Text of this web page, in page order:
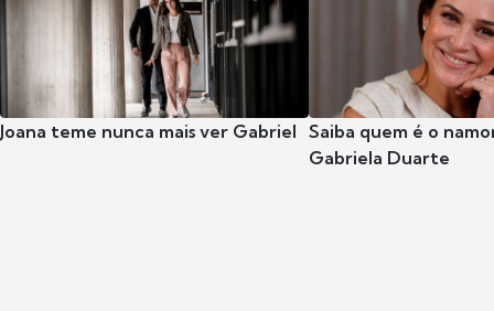
Joana teme nunca mais ver Gabriel Saiba quem é o
Gabriela Duarte